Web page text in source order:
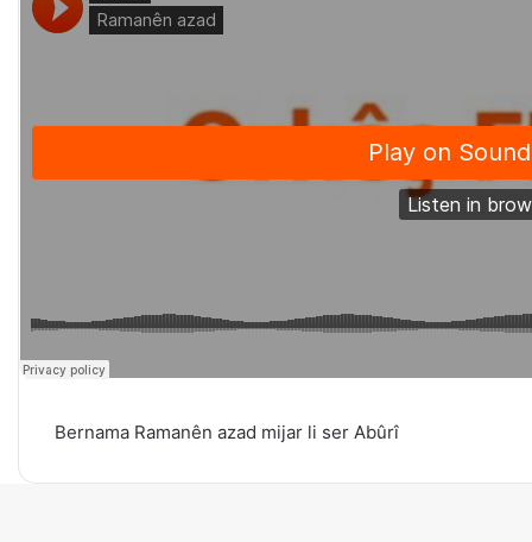
Bernama Ramanên azad mijar li ser Abûrî